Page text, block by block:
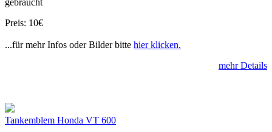
Preis: 10€
...für mehr Infos oder Bilder bitte hier klicken.
mehr Details
Tankemblem Honda VT 600